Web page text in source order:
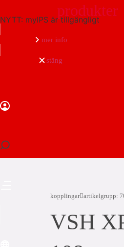
NYTT: myIPS är tillgängligt
mer info
stäng
produkter
kopplingar artikelgrupp:
VSH